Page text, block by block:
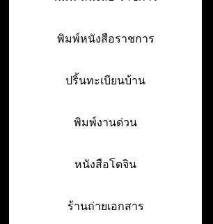
พิมพ์หนังสือราชการ
ปริ้นทะเบียนบ้าน
พิมพ์งานด่วน
หนังสือโดจิน
ร้านถ่ายเอกสาร